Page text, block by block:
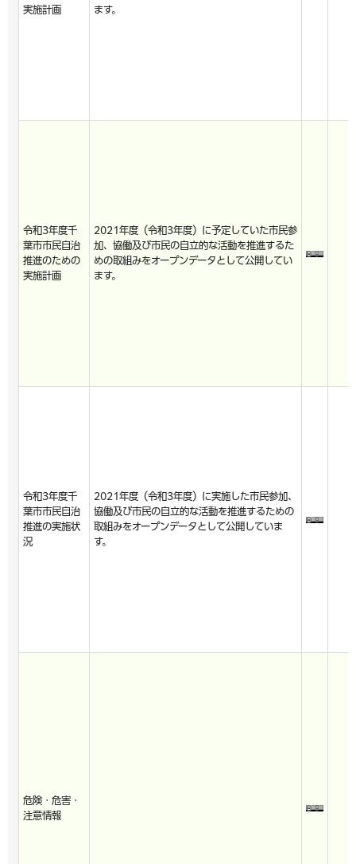
実施計画
ます。
令和3年度千
葉市市民自治
推進のための
実施計画
2021年度（令和3年度）に予定していた市民参
加、協働及び市民の自立的な活動を推進するた
めの取組みをオープンデータとして公開してい
ます。
令和3年度千
葉市市民自治
推進の実施状
況
2021年度（令和3年度）に実施した市民参加、
協働及び市民の自立的な活動を推進するための
取組みをオープンデータとして公開していま
す。
危険・危害・
注意情報